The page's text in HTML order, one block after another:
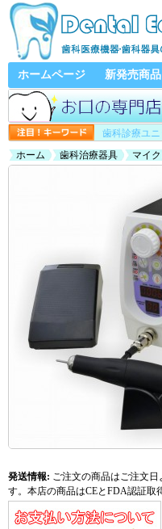
ホームページ 新発売商品
歯科診療ユニ
ホーム
歯科治療器具 マイ
発送情報: ご注文の商品はご注文
す。本店の商品はCEとFDA認証取